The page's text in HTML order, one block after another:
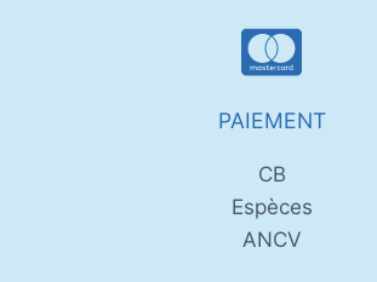
PAIEMENT
CB
Espèces
ANCV